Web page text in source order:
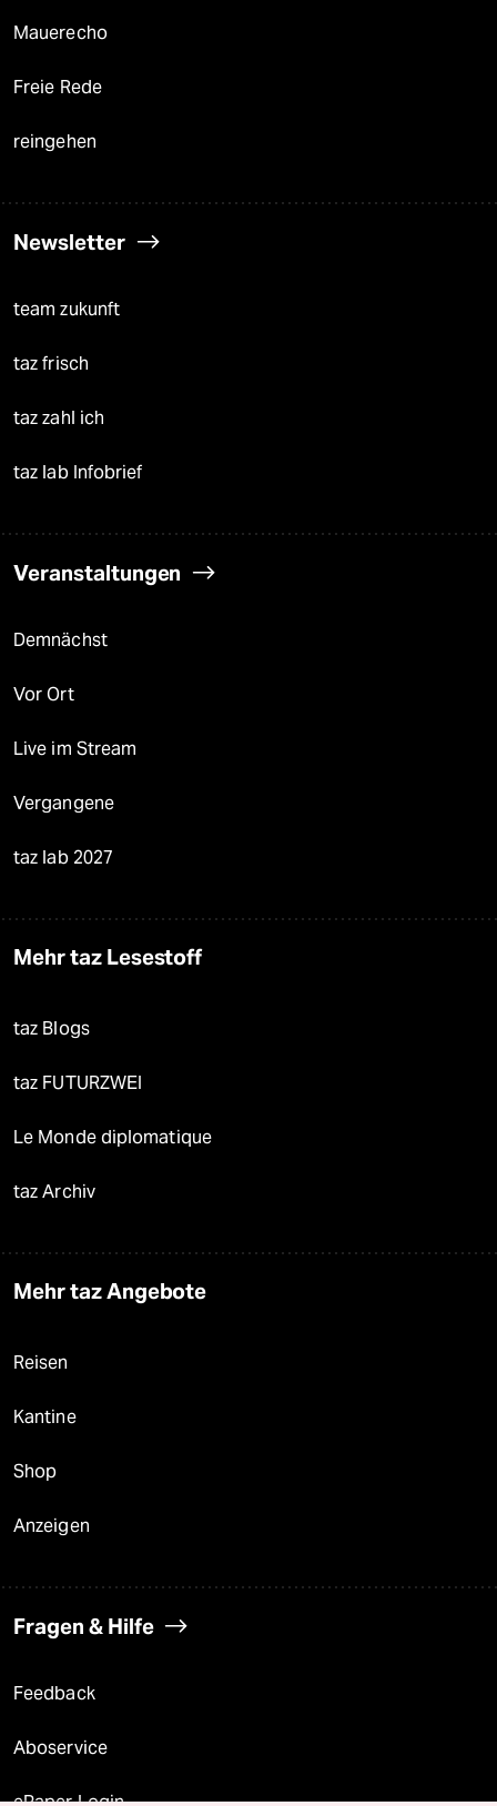
Mauerecho
Freie Rede
reingehen
Newsletter
team zukunft
taz frisch
taz zahl ich
taz lab Infobrief
Veranstaltungen
Demnächst
Vor Ort
Live im Stream
Vergangene
taz lab 2027
Mehr taz Lesestoff
taz Blogs
taz FUTURZWEI
Le Monde diplomatique
taz Archiv
Mehr taz Angebote
Reisen
Kantine
Shop
Anzeigen
Fragen & Hilfe
Feedback
Aboservice